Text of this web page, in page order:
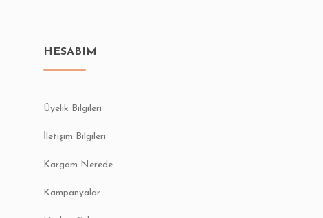
HESABIM
Üyelik Bilgileri
İletişim Bilgileri
Kargom Nerede
Kampanyalar